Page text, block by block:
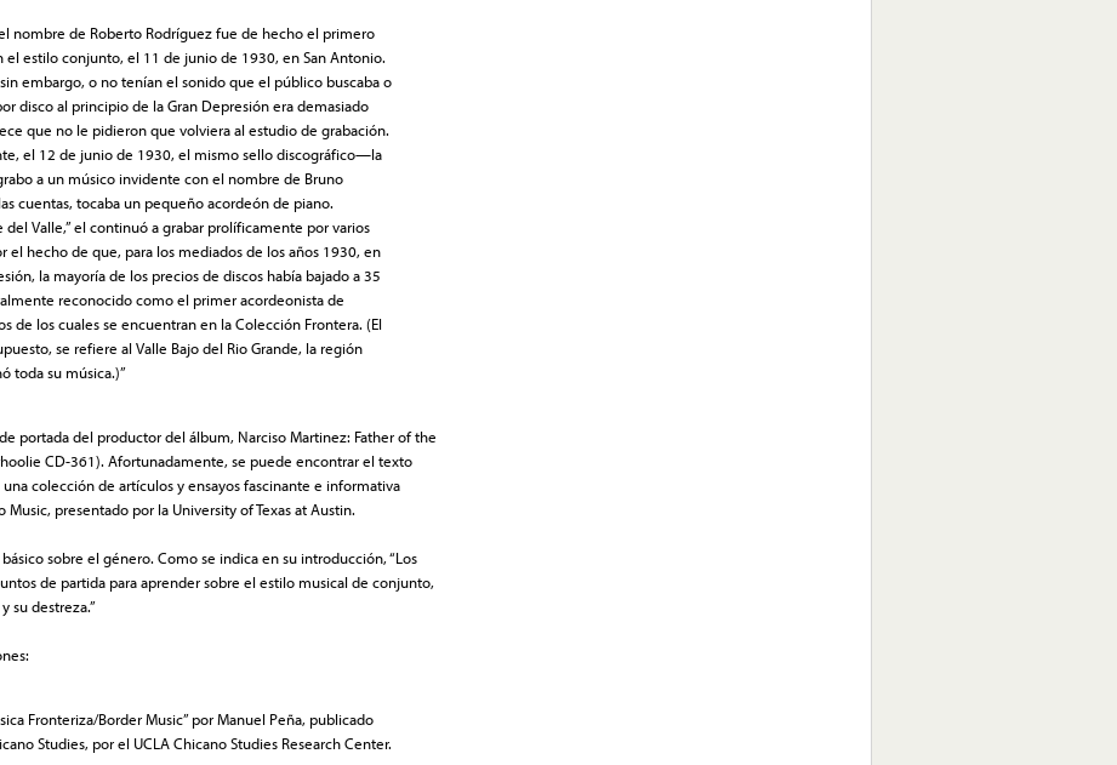
nombre de Roberto Rodríguez fue de hecho el primero
el estilo conjunto, el 11 de junio de 1930, en San Antonio.
embargo, o no tenían el sonido que el público buscaba o
disco al principio de la Gran Depresión era demasiado
que no le pidieron que volviera al estudio de grabación.
el 12 de junio de 1930, el mismo sello discográfico—la
a un músico invidente con el nombre de Bruno
cuentas, tocaba un pequeño acordeón de piano.
del Valle,” el continuó a grabar prolíficamente por varios
el hecho de que, para los mediados de los años 1930, en
la mayoría de los precios de discos había bajado a 35
reconocido como el primer acordeonista de
de los cuales se encuentran en la Colección Frontera. (El
se refiere al Valle Bajo del Rio Grande, la región
toda su música.)”
portada del productor del álbum, Narciso Martinez: Father of the
CD-361). Afortunadamente, se puede encontrar el texto
colección de artículos y ensayos fascinante e informativa
presentado por la University of Texas at Austin.
sobre el género. Como se indica en su introducción, “Los
de partida para aprender sobre el estilo musical de conjunto,
su destreza.”
Fronteriza/Border Music” por Manuel Peña, publicado
Studies, por el UCLA Chicano Studies Research Center.